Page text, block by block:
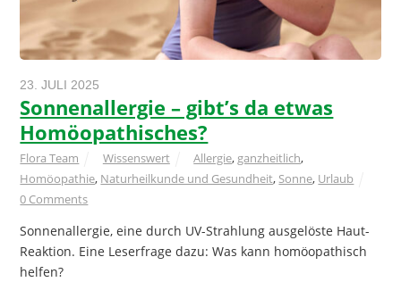
23. JULI 2025
Sonnenallergie – gibt’s da etwas
Homöopathisches?
Flora Team Wissenswert Allergie, ganzheitlich,
Homöopathie, Naturheilkunde und Gesundheit, Sonne, Urlaub
0 Comments
Sonnenallergie, eine durch UV-Strahlung ausgelöste Haut-
Reaktion. Eine Leserfrage dazu: Was kann homöopathisch
helfen?